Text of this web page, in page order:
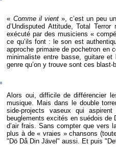
« Comme il vient », c’est un peu
d’Undisputed Attitude,Total Terror
exécuté par des musiciens «
ce qu’ils font : le son est
approche primaire de pochetron en
minimaliste entre basse, guitare et
Alors oui, difficile de différencier
musique. Mais dans le double
side-projects vaseux qui
beuglements excités en suédois de
d’air frais. Sans compter que vers
plus à de « vraies » chansons
"Dö Då Din Jävel" aussi. Et puis